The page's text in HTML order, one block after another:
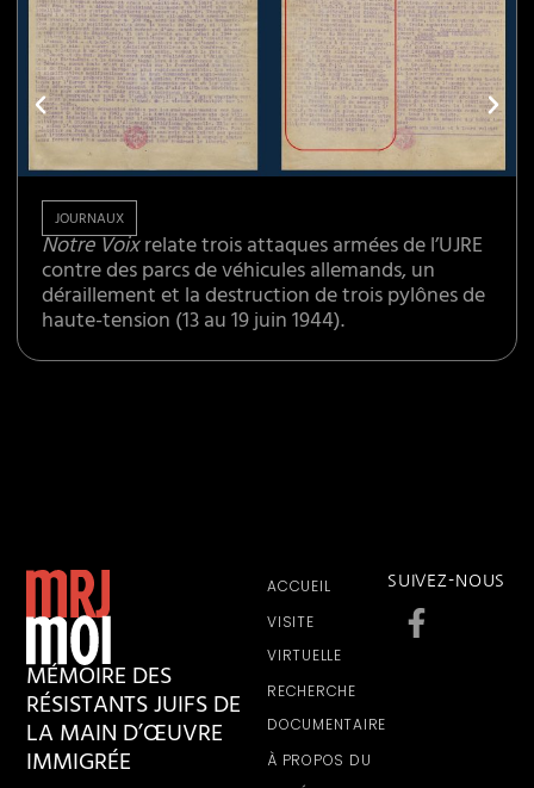
JOURNAUX
Notre Voixrelate trois attaques armées de l’UJRE
contre des parcs de véhicules allemands, un
déraillement et la destruction de trois pylônes de
haute-tension (13 au 19 juin 1944).
MÉMOIRE DES
RÉSISTANTS JUIFS DE
LA MAIN D’ŒUVRE
IMMIGRÉE
ACCUEIL
VISITE
VIRTUELLE
RECHERCHE
DOCUMENTAIRE
À PROPOS DU
SUIVEZ-NOUS